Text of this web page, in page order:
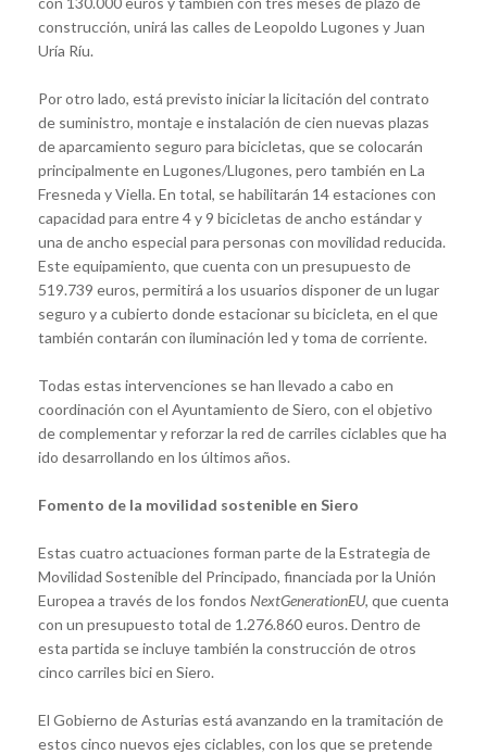
construcción, unirá las calles de Leopoldo Lugones y Juan
Uría Ríu.
Por otro lado, está previsto iniciar la licitación del contrato
de suministro, montaje e instalación de cien nuevas plazas
de aparcamiento seguro para bicicletas, que se colocarán
principalmente en Lugones/Llugones, pero también en La
Fresneda y Viella. En total, se habilitarán 14 estaciones con
capacidad para entre 4 y 9 bicicletas de ancho estándar y
una de ancho especial para personas con movilidad reducida.
Este equipamiento, que cuenta con un presupuesto de
519.739 euros, permitirá a los usuarios disponer de un lugar
seguro y a cubierto donde estacionar su bicicleta, en el que
también contarán con iluminación led y toma de corriente.
Todas estas intervenciones se han llevado a cabo en
coordinación con el Ayuntamiento de Siero, con el objetivo
de complementar y reforzar la red de carriles ciclables que ha
ido desarrollando en los últimos años.
Fomento de la movilidad sostenible en Siero
Estas cuatro actuaciones forman parte de la Estrategia de
Movilidad Sostenible del Principado, financiada por la Unión
Europea a través de los fondos NextGenerationEU, que cuenta
con un presupuesto total de 1.276.860 euros. Dentro de
esta partida se incluye también la construcción de otros
cinco carriles bici en Siero.
El Gobierno de Asturias está avanzando en la tramitación de
estos cinco nuevos ejes ciclables, con los que se pretende